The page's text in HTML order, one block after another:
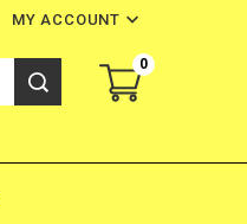
MY ACCOUNT 
0